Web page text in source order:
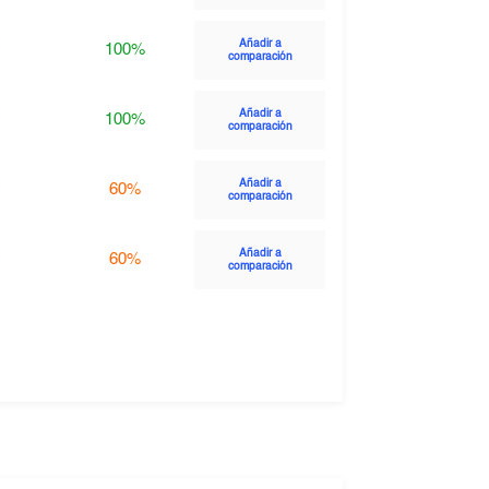
100%
Añadir a
comparación
100%
Añadir a
comparación
60%
Añadir a
comparación
60%
Añadir a
comparación